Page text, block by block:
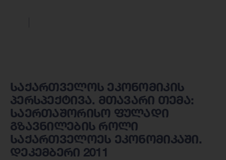
საქართველოს ეკონომიკის
პერსპექტივა. მთავარი თემა:
საერთაშორისო ფულადი
გზავნილების როლი
საქართველოეს ეკონომიკაში.
დეკემბერი 2011